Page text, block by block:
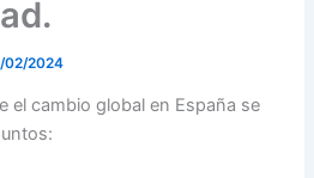
02/2024
el cambio global en España se